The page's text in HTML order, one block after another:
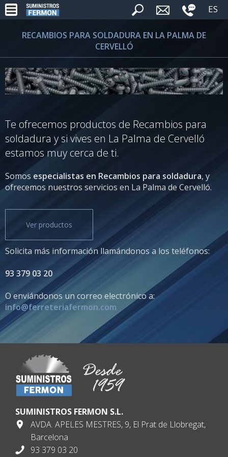
ES
RECAMBIOS PARA SOLDADURA EN LA PALMA DE
CERVELLÓ
Te ofrecemos productos de Recambios para
soldadura y si vives en La Palma de Cervelló
estamos muy cerca de ti.
Somos especialistas en Recambios para soldadura, y
ofrecemos nuestros servicios en La Palma de Cervelló.
Ver productos
Solicita más información llamándonos a los teléfonos:
93 379 03 20
O enviándonos un correo electrónico a:
info@ferreteriafermon.com
SUMINISTROS FERMON S.L.
AVDA. APELES MESTRES, 9, El Prat de Llobregat,
Barcelona
93 379 03 20